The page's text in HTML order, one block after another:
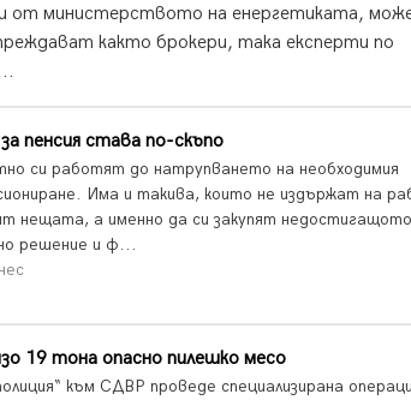
от министерството на енергетиката,
както брокери, така експерти по
пенсия става по-скъпо
си работят до натрупването на необходимия
Има и такива, които не издържат на
нещата, а именно да си закупят
решение и ф...
19 тона опасно пилешко месо
към СДВР проведе специализирана